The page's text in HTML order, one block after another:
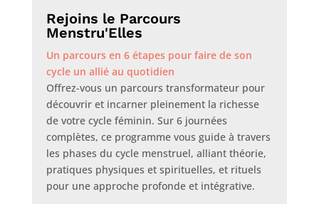
Rejoins le Parcours
Menstru'Elles
Un parcours en 6 étapes pour faire de son
cycle un allié au quotidien
Offrez-vous un parcours transformateur pour
découvrir et incarner pleinement la richesse
de votre cycle féminin. Sur 6 journées
complètes, ce programme vous guide à travers
les phases du cycle menstruel, alliant théorie,
pratiques physiques et spirituelles, et rituels
pour une approche profonde et intégrative.